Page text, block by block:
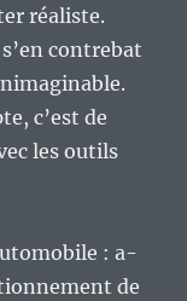
réaliste.
contrebat
c’est de
les outils
: a-
de